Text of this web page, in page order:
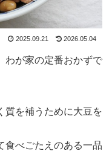
2025.09.21 2026.05.04
わが家の定番おかずで
質を補うために大豆を
食べごたえのある一品